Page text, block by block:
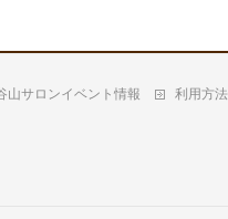
山サロンイベント情報 利用方法